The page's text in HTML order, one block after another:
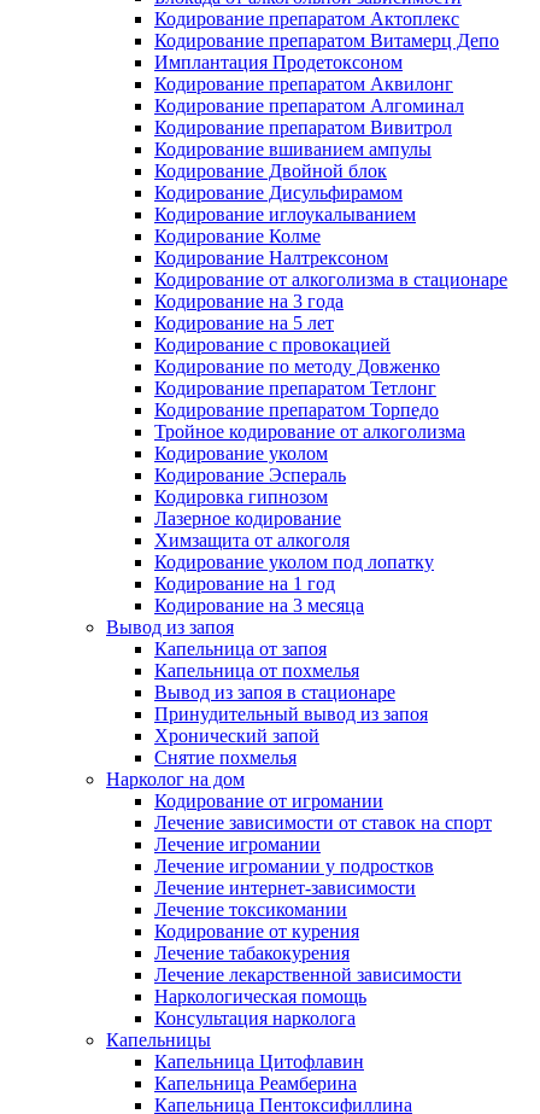
Кодирование препаратом Актоплекс
Кодирование препаратом Витамерц Депо
Имплантация Продетоксоном
Кодирование препаратом Аквилонг
Кодирование препаратом Алгоминал
Кодирование препаратом Вивитрол
Кодирование вшиванием ампулы
Кодирование Двойной блок
Кодирование Дисульфирамом
Кодирование иглоукалыванием
Кодирование Колме
Кодирование Налтрексоном
Кодирование от алкоголизма в стационаре
Кодирование на 3 года
Кодирование на 5 лет
Кодирование с провокацией
Кодирование по методу Довженко
Кодирование препаратом Тетлонг
Кодирование препаратом Торпедо
Тройное кодирование от алкоголизма
Кодирование уколом
Кодирование Эспераль
Кодировка гипнозом
Лазерное кодирование
Химзащита от алкоголя
Кодирование уколом под лопатку
Кодирование на 1 год
Кодирование на 3 месяца
Вывод из запоя
Капельница от запоя
Капельница от похмелья
Вывод из запоя в стационаре
Принудительный вывод из запоя
Хронический запой
Снятие похмелья
Нарколог на дом
Кодирование от игромании
Лечение зависимости от ставок на спорт
Лечение игромании
Лечение игромании у подростков
Лечение интернет-зависимости
Лечение токсикомании
Кодирование от курения
Лечение табакокурения
Лечение лекарственной зависимости
Наркологическая помощь
Консультация нарколога
Капельницы
Капельница Цитофлавин
Капельница Реамберина
Капельница Пентоксифиллина